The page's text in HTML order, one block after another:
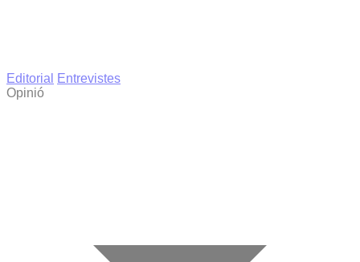
Editorial
Entrevistes
Opinió